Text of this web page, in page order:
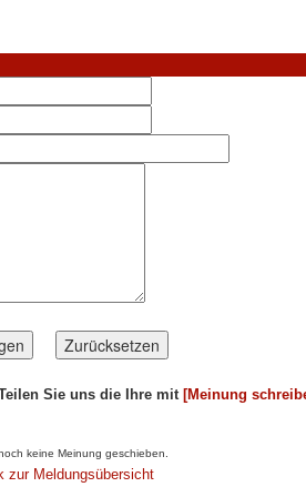
Sie uns die Ihre mit [Meinung
keine Meinung geschieben.
zur Meldungsübersicht